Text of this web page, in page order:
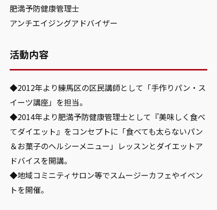
肥満予防健康管理士
アンチエイジングアドバイザー
活動内容
◆2012年より練馬区の区民講師として「手作りパン・ス
イーツ講座」を担当。
◆2014年より肥満予防健康管理士として『美味しく食べ
てダイエット』をコンセプトに「食べても太らないパン
＆お菓子のヘルシーメニュー」レッスンとダイエットア
ドバイスを開講。
◆地域コミニティサロン等でスムージーカフェやイベン
トを開催。